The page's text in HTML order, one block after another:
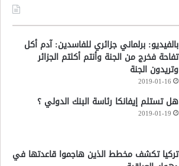
بالفيديو: برلماني جزائري للفاسدين: آدم أكل
تفاحة فخرج من الجنة وأنتم أكلتم الجزائر
وتريدون الجنة
2019-01-16
هل تستلم إيفانكا رئاسة البنك الدولي ؟
2019-01-19
تركيا تكشف مخطط الذين هاجموا قاعدتها في